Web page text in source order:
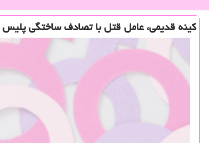
كینه قدیمی، عامل قتل با تصادف ساختگی پلیس 5700 خودرو را بررسی كرد تا به قاتل رسید